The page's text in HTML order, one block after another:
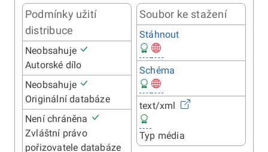
Podmínky užití
distribuce
Neobsahuje
Autorské dílo
Neobsahuje
Originální databáze
Není chráněna
Zvláštní právo
pořizovatele databáze
Soubor ke stažení
Stáhnout
Schéma
text/xml
Typ média